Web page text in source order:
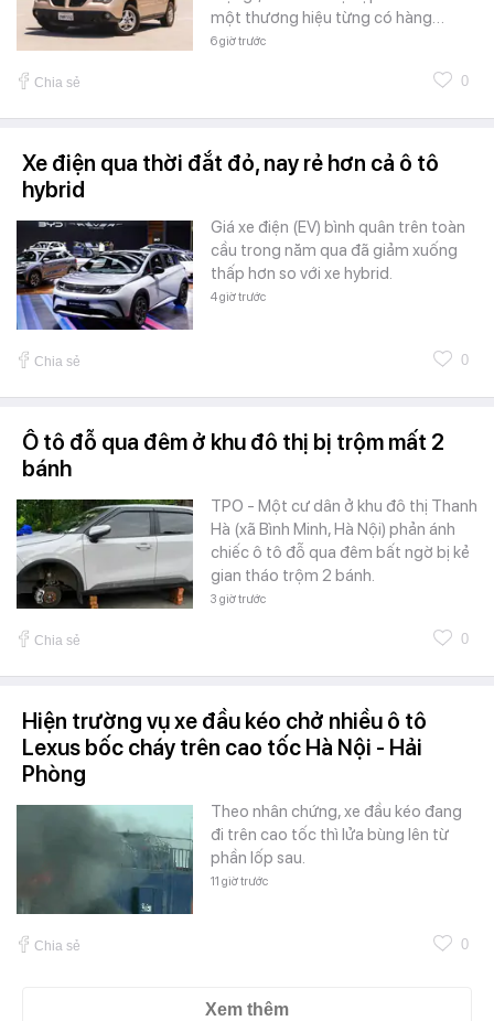
một thương hiệu từng có hàng…
6 giờ trước
Chia sẻ 0
Xe điện qua thời đắt đỏ, nay rẻ hơn cả ô tô
hybrid
Giá xe điện (EV) bình quân trên toàn
cầu trong năm qua đã giảm xuống
thấp hơn so với xe hybrid.
4 giờ trước
Chia sẻ 0
Ô tô đỗ qua đêm ở khu đô thị bị trộm mất 2
bánh
TPO - Một cư dân ở khu đô thị Thanh
Hà (xã Bình Minh, Hà Nội) phản ánh
chiếc ô tô đỗ qua đêm bất ngờ bị kẻ
gian tháo trộm 2 bánh.
3 giờ trước
Chia sẻ 0
Hiện trường vụ xe đầu kéo chở nhiều ô tô
Lexus bốc cháy trên cao tốc Hà Nội - Hải
Phòng
Theo nhân chứng, xe đầu kéo đang
đi trên cao tốc thì lửa bùng lên từ
phần lốp sau.
11 giờ trước
Chia sẻ 0
Xem thêm